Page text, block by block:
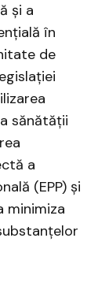
și a
în
de
sănătății
a
(EPP) și
minimiza